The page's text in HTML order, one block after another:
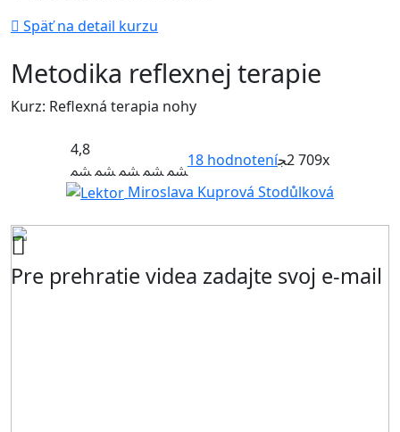
Späť na detail kurzu
Metodika reflexnej terapie
Kurz: Reflexná terapia nohy
4,8
18 hodnotení 2 709x
Miroslava Kuprová Stodůlková
Pre prehratie videa zadajte svoj e-mail